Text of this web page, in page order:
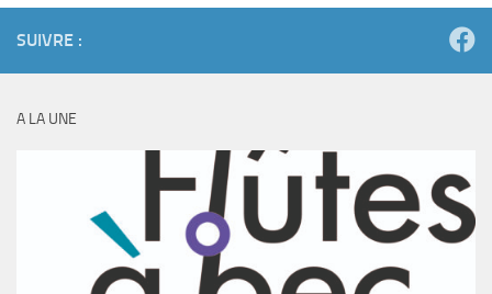
SUIVRE :
A LA UNE